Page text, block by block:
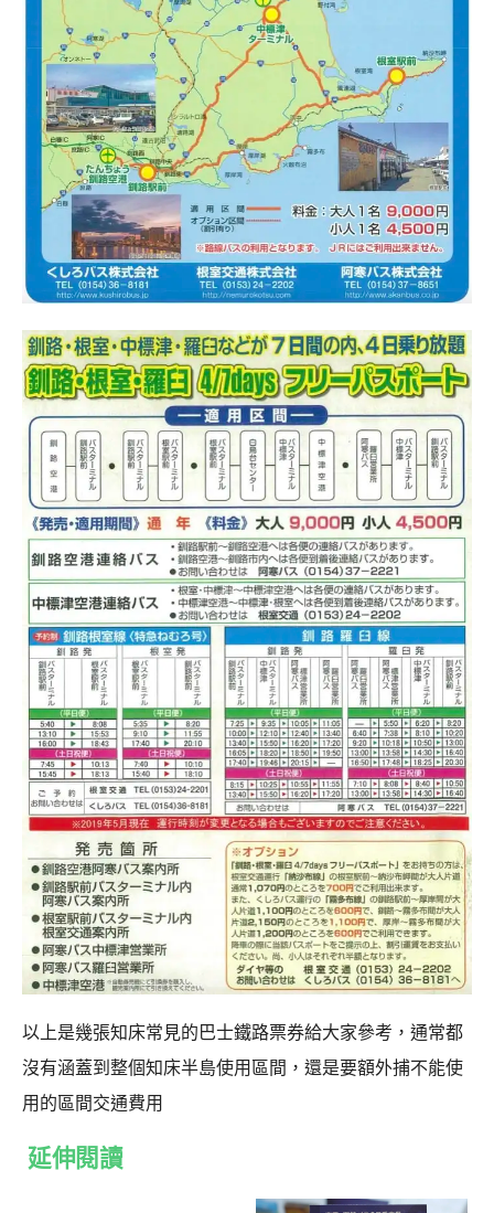
以上是幾張知床常見的巴士鐵路票券給大家參考，通常都
沒有涵蓋到整個知床半島使用區間，還是要額外捕不能使
用的區間交通費用
延伸閱讀